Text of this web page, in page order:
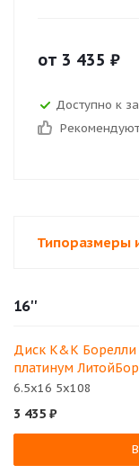
от 3 435 ₽
Доступно к
Рекомендуют
Типоразмеры
16''
Диск K&K Борелли
платинум
6.5x16 5x108
3 435 ₽